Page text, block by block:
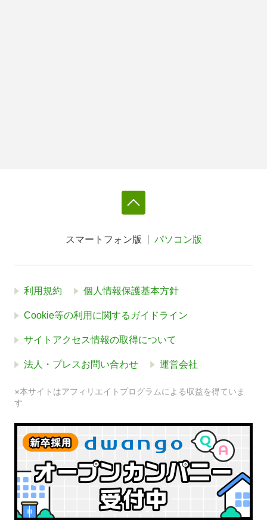
スマートフォン版 パソコン版
利用規約 個人情報保護基本方針
Cookie等の利用に関するガイドライン
サイトアクセス情報の取得について
法人・プレスお問い合わせ 運営会社
※本サイトはアフィリエイトプログラムによる収益を得ていま
す